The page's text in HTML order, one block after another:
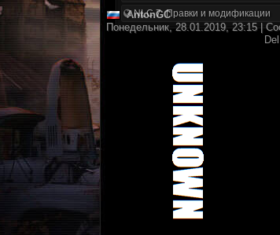
NLC 7. Правки и модификации
AntonGC
Понедельник, 28.01.2019, 23:15 |
Del